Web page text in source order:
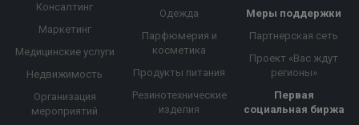
Консалтинг
Маркетинг
Медицинские услуги
Недвижимость
Организация
мероприятий
Одежда
Парфюмерия и
косметика
Продукты питания
Резинотехнические
изделия
Меры поддержки
Партнерская сеть
Проект «Вас ждут
регионы»
Первая
социальная биржа